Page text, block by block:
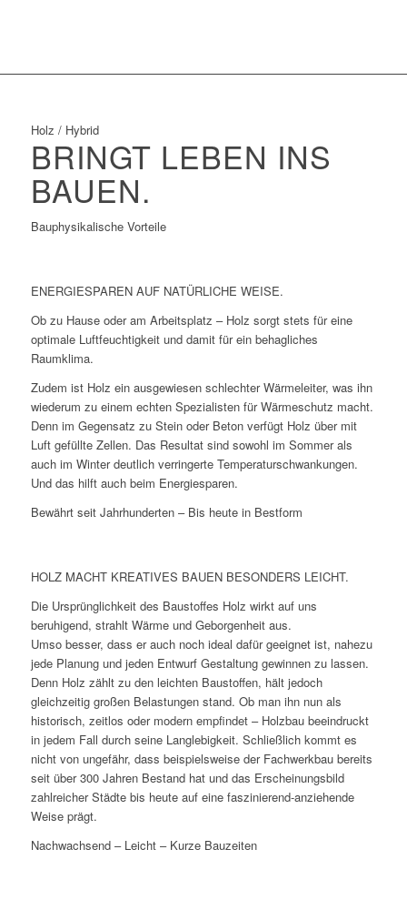
Holz / Hybrid
BRINGT LEBEN INS
BAUEN.
Bauphysikalische Vorteile
ENERGIESPAREN AUF NATÜRLICHE WEISE.
Ob zu Hause oder am Arbeitsplatz – Holz sorgt stets für eine
optimale Luftfeuchtigkeit und damit für ein behagliches
Raumklima.
Zudem ist Holz ein ausgewiesen schlechter Wärmeleiter, was ihn
wiederum zu einem echten Spezialisten für Wärmeschutz macht.
Denn im Gegensatz zu Stein oder Beton verfügt Holz über mit
Luft gefüllte Zellen. Das Resultat sind sowohl im Sommer als
auch im Winter deutlich verringerte Temperaturschwankungen.
Und das hilft auch beim Energiesparen.
Bewährt seit Jahrhunderten – Bis heute in Bestform
HOLZ MACHT KREATIVES BAUEN BESONDERS LEICHT.
Die Ursprünglichkeit des Baustoffes Holz wirkt auf uns
beruhigend, strahlt Wärme und Geborgenheit aus.
Umso besser, dass er auch noch ideal dafür geeignet ist, nahezu
jede Planung und jeden Entwurf Gestaltung gewinnen zu lassen.
Denn Holz zählt zu den leichten Baustoffen, hält jedoch
gleichzeitig großen Belastungen stand. Ob man ihn nun als
historisch, zeitlos oder modern empfindet – Holzbau beeindruckt
in jedem Fall durch seine Langlebigkeit. Schließlich kommt es
nicht von ungefähr, dass beispielsweise der Fachwerkbau bereits
seit über 300 Jahren Bestand hat und das Erscheinungsbild
zahlreicher Städte bis heute auf eine faszinierend-anziehende
Weise prägt.
Nachwachsend – Leicht – Kurze Bauzeiten